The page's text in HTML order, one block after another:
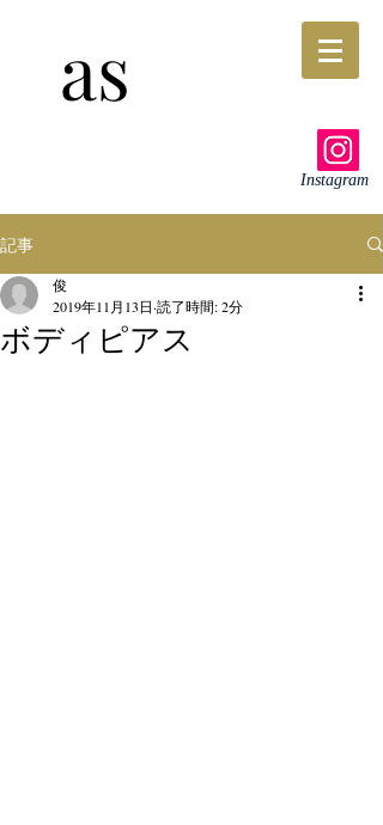
as
Instagram
記事
ボディピアス
俊
2019年11月13日 読了時間: 2分